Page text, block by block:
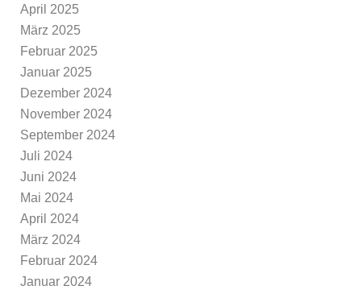
April 2025
März 2025
Februar 2025
Januar 2025
Dezember 2024
November 2024
September 2024
Juli 2024
Juni 2024
Mai 2024
April 2024
März 2024
Februar 2024
Januar 2024